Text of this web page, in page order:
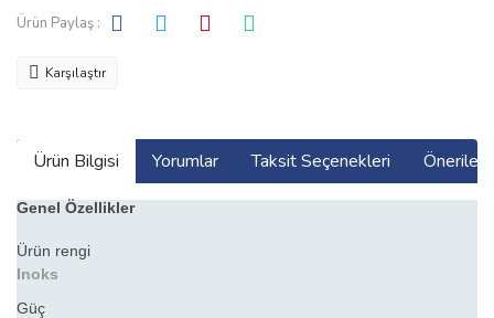
Ürün Paylaş :
Karşılaştır
Ürün Bilgisi Yorumlar Taksit Seçenekleri
Genel Özellikler
Ürün rengi
Inoks
Güç